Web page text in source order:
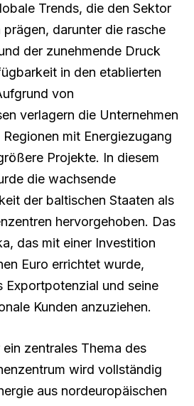
Trends, die den Sektor
prägen, darunter die rasche
der zunehmende Druck
in den etablierten
von
verlagern die Unternehmen
mit Energiezugang
Projekte. In diesem
die wachsende
der baltischen Staaten als
hervorgehoben. Das
das mit einer Investition
Euro errichtet wurde,
Exportpotenzial und seine
Kunden anzuziehen.
zentrales Thema des
wird vollständig
aus nordeuropäischen